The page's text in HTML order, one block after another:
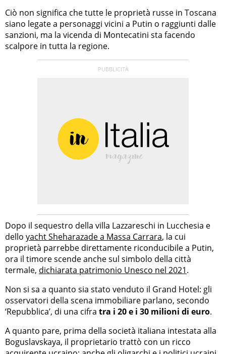
Ciò non significa che tutte le proprietà russe in Toscana
siano legate a personaggi vicini a Putin o raggiunti dalle
sanzioni, ma la vicenda di Montecatini sta facendo
scalpore in tutta la regione.
Dopo il sequestro della villa Lazzareschi in Lucchesia e
dello yacht Sheharazade a Massa Carrara, la cui
proprietà parrebbe direttamente riconducibile a Putin,
ora il timore scende anche sul simbolo della città
termale, dichiarata patrimonio Unesco nel 2021.
Non si sa a quanto sia stato venduto il Grand Hotel: gli
osservatori della scena immobiliare parlano, secondo
‘Repubblica’, di una cifra tra i 20 e i 30 milioni di euro.
A quanto pare, prima della società italiana intestata alla
Boguslavskaya, il proprietario trattò con un ricco